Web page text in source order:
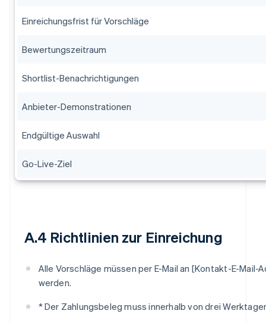
Einreichungsfrist für Vorschläge
Bewertungszeitraum
Shortlist-Benachrichtigungen
Anbieter-Demonstrationen
Endgültige Auswahl
Go-Live-Ziel
A.4 Richtlinien zur Einreichung
Alle Vorschläge müssen per E-Mail an [Kontakt-E-Mail-
werden.
* Der Zahlungsbeleg muss innerhalb von drei